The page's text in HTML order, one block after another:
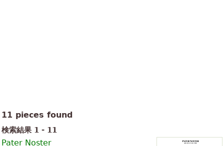
11 pieces found
検索結果 1 - 11
Pater Noster